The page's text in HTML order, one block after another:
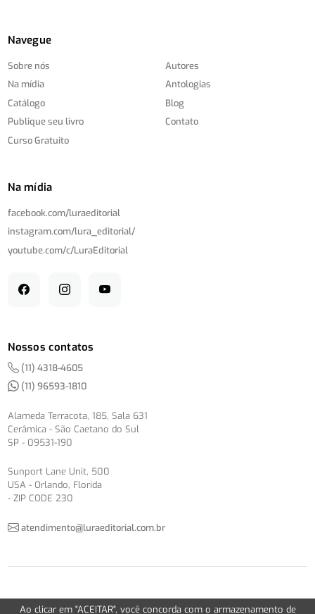
Navegue
Sobre nós
Na mídia
Catálogo
Publique seu livro
Curso Gratuito
Autores
Antologias
Blog
Contato
Na mídia
facebook.com/luraeditorial
instagram.com/lura_editorial/
youtube.com/c/LuraEditorial
Nossos contatos
(11) 4318-4605
(11) 96593-1810
Alameda Terracota, 185, Sala 631
Cerâmica - São Caetano do Sul
SP - 09531-190
Sunport Lane Unit, 500
USA - Orlando, Florida
- ZIP CODE 230
atendimento@luraeditorial.com.br
© Copyright 2012-2026 -Política de Privacidade
Ao clicar em "ACEITAR", você concorda com o armazenamento de